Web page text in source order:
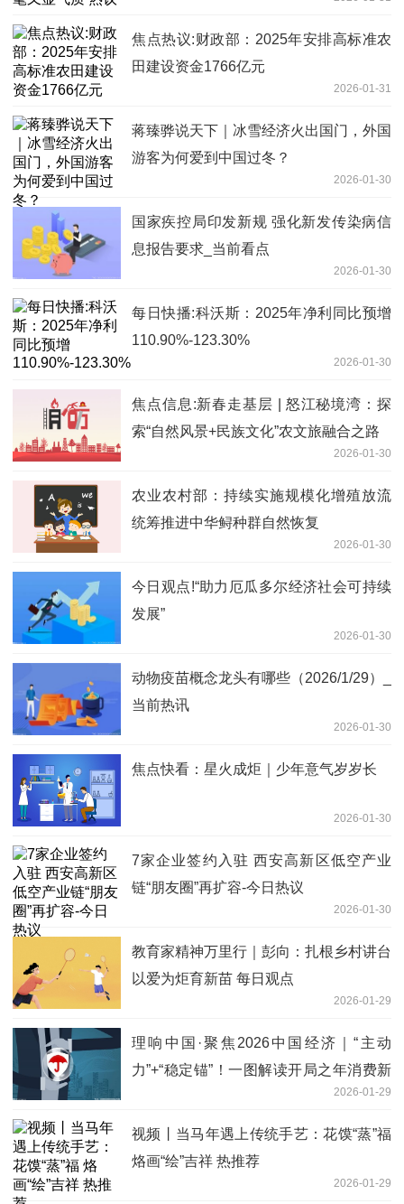
焦点热议:财政部：2025年安排高标准农
田建设资金1766亿元
2026-01-31
蒋臻骅说天下｜冰雪经济火出国门，外国
游客为何爱到中国过冬？
2026-01-30
国家疾控局印发新规 强化新发传染病信
息报告要求_当前看点
2026-01-30
每日快播:科沃斯：2025年净利同比预增
110.90%-123.30%
2026-01-30
焦点信息:新春走基层 | 怒江秘境湾：探
索“自然风景+民族文化”农文旅融合之路
2026-01-30
农业农村部：持续实施规模化增殖放流
统筹推进中华鲟种群自然恢复
2026-01-30
今日观点!“助力厄瓜多尔经济社会可持续
发展”
2026-01-30
动物疫苗概念龙头有哪些（2026/1/29）_
当前热讯
2026-01-30
焦点快看：星火成炬｜少年意气岁岁长
2026-01-30
7家企业签约入驻 西安高新区低空产业
链“朋友圈”再扩容-今日热议
2026-01-30
教育家精神万里行｜彭向：扎根乡村讲台
以爱为炬育新苗 每日观点
2026-01-29
理响中国·聚焦2026中国经济｜“主动
力”+“稳定锚”！一图解读开局之年消费新
2026-01-29
视频丨当马年遇上传统手艺：花馍“蒸”福
烙画“绘”吉祥 热推荐
2026-01-29